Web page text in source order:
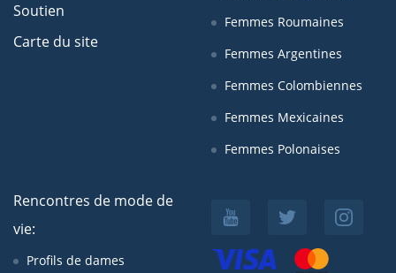
Soutien
Carte du site
Femmes Roumaines
Femmes Argentines
Femmes Colombiennes
Femmes Mexicaines
Femmes Polonaises
Rencontres de mode de
vie:
Profils de dames